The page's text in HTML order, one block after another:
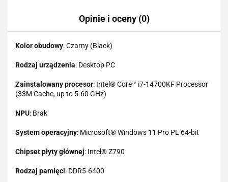
Opinie i oceny (0)
Kolor obudowy: Czarny (Black)
Rodzaj urządzenia: Desktop PC
Zainstalowany procesor: Intel® Core™ i7-14700KF Processor
(33M Cache, up to 5.60 GHz)
NPU: Brak
System operacyjny: Microsoft® Windows 11 Pro PL 64-bit
Chipset płyty głównej: Intel® Z790
Rodzaj pamięci: DDR5-6400